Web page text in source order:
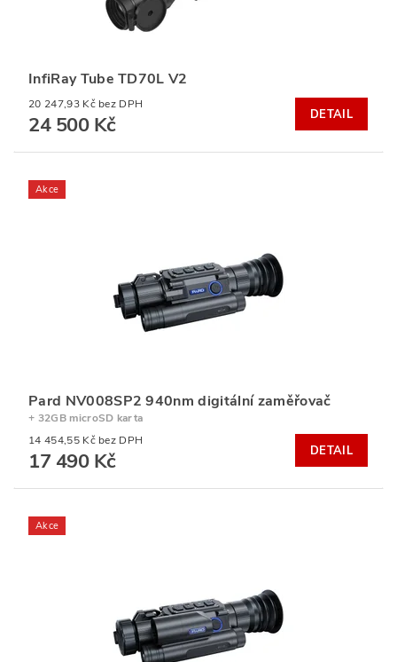
InfiRay Tube TD70L V2
20 247,93 Kč bez DPH
24 500 Kč DETAIL
Akce
Pard NV008SP2 940nm digitální zaměřovač
+ 32GB microSD karta
14 454,55 Kč bez DPH
17 490 Kč DETAIL
Akce